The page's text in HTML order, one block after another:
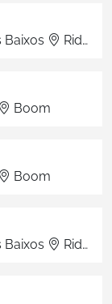
Baixos Ridderkerk
Boom
Boom
Baixos Ridderkerk